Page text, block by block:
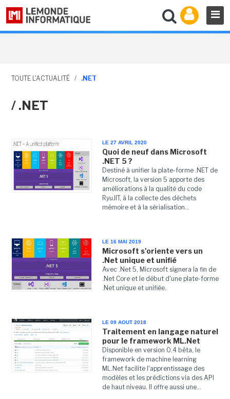
TOUTE L'ACTUALITÉ / .NET
/ .NET
LE 27 AVRIL 2020
Quoi de neuf dans Microsoft
.NET 5 ?
Destiné à unifier la plate-forme .NET de
Microsoft, la version 5 apporte des
améliorations à la qualité du code
RyuJIT, à la collecte des déchets
mémoire et à la sérialisation...
LE 16 MAI 2019
Microsoft s'oriente vers un
.Net unique et unifié
Avec .Net 5, Microsoft signera la fin de
.Net Core et le début d'une plate-forme
.Net unique et unifiée.
LE 09 AOUT 2018
Traitement en langage naturel
pour le framework ML.Net
Disponible en version 0.4 bêta, le
framework de machine learning
ML.Net facilite l'apprentissage des
modèles et les prédictions via des API
de haut niveau. Il offre aussi une...